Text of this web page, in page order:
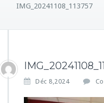
IMG_20241108_113757
Déc 8,2024